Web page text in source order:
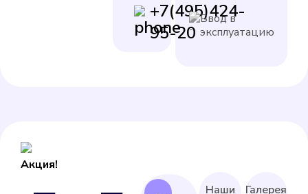
Ввод в
эксплуатацию
+7(495)424-
95-20
Акция!
Наши
Галерея